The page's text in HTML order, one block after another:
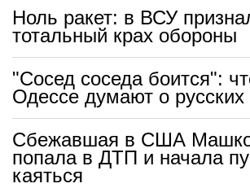
Ноль ракет: в ВСУ
тотальный крах обороны
"Сосед соседа боится":
Одессе думают о русских
Сбежавшая в США
попала в ДТП и начала
каяться